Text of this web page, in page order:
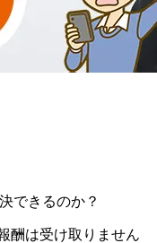
できるのか？
酬は受け取りません